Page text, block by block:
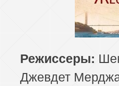
82
86
89 серия
Режиссеры:
Джевдет